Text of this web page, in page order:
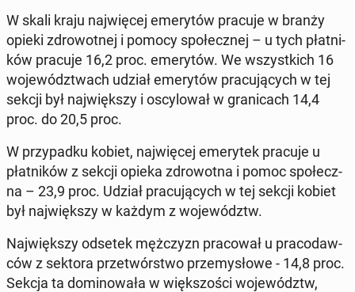
W skali kraju naj­wię­cej eme­ry­tów pracuje w branży
opieki zdro­wot­nej i pomocy spo­łecz­nej – u tych płat­ni­
ków pracuje 16,2 proc. eme­ry­tów. We wszyst­kich 16
wo­je­wódz­twach udział eme­ry­tów pra­cu­ją­cych w tej
sekcji był naj­więk­szy i oscy­lo­wał w gra­ni­cach 14,4
proc. do 20,5 proc.
W przy­pad­ku kobiet, naj­wię­cej eme­ry­tek pracuje u
płat­ni­ków z sekcji opieka zdro­wot­na i pomoc spo­łecz­
na – 23,9 proc. Udział pra­cu­ją­cych w tej sekcji kobiet
był naj­więk­szy w każdym z wo­je­wództw.
Naj­więk­szy odsetek męż­czyzn pra­co­wał u pra­co­daw­
ców z sektora prze­twór­stwo prze­my­sło­we - 14,8 proc.
Sekcja ta do­mi­no­wa­ła w więk­szo­ści wo­je­wództw,